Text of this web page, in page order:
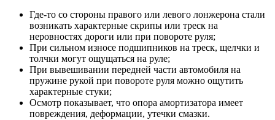
Где-то со стороны правого или левого лонжерона стали
возникать характерные скрипы или треск на
неровностях дороги или при повороте руля;
При сильном износе подшипников на треск, щелчки и
толчки могут ощущаться на руле;
При вывешивании передней части автомобиля на
пружине рукой при повороте руля можно ощутить
характерные стуки;
Осмотр показывает, что опора амортизатора имеет
повреждения, деформации, утечки смазки.